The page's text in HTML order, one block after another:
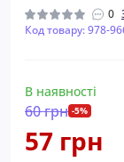
0
Код товару: 978-
В наявності
60 грн -5%
57 грн